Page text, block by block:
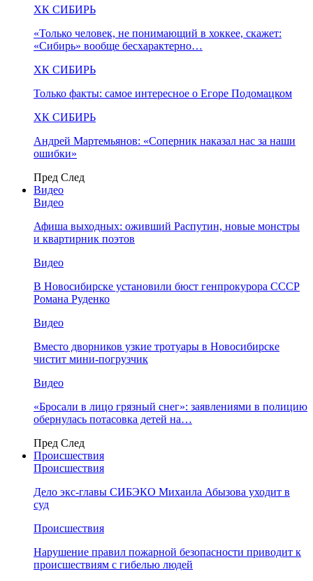
ХК СИБИРЬ
«Только человек, не понимающий в хоккее, скажет:
«Сибирь» вообще бесхарактерно…
ХК СИБИРЬ
Только факты: самое интересное о Егоре Подомацком
ХК СИБИРЬ
Андрей Мартемьянов: «Соперник наказал нас за наши
ошибки»
Пред След
Видео
Видео
Афиша выходных: оживший Распутин, новые монстры
и квартирник поэтов
Видео
В Новосибирске установили бюст генпрокурора СССР
Романа Руденко
Видео
Вместо дворников узкие тротуары в Новосибирске
чистит мини-погрузчик
Видео
«Бросали в лицо грязный снег»: заявлениями в полицию
обернулась потасовка детей на…
Пред След
Происшествия
Происшествия
Дело экс-главы СИБЭКО Михаила Абызова уходит в
суд
Происшествия
Нарушение правил пожарной безопасности приводит к
происшествиям с гибелью людей